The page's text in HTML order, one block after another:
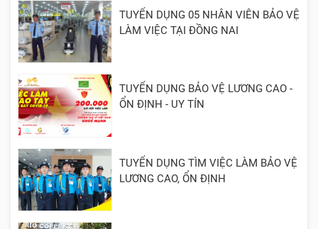
TUYỂN DỤNG 05 NHÂN VIÊN BẢO VỆ
LÀM VIỆC TẠI ĐỒNG NAI
TUYỂN DỤNG BẢO VỆ LƯƠNG CAO -
ỔN ĐỊNH - UY TÍN
TUYỂN DỤNG TÌM VIỆC LÀM BẢO VỆ
LƯƠNG CAO, ỔN ĐỊNH